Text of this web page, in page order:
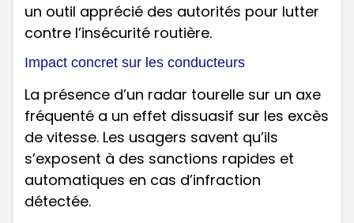
un outil apprécié des autorités pour lutter
contre l’insécurité routière.
Impact concret sur les conducteurs
La présence d’un radar tourelle sur un axe
fréquenté a un effet dissuasif sur les excès
de vitesse. Les usagers savent qu’ils
s’exposent à des sanctions rapides et
automatiques en cas d’infraction
détectée.